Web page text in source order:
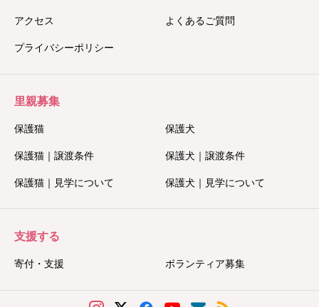
アクセス よくあるご質問
プライバシーポリシー
里親募集
保護猫 保護犬
保護猫｜譲渡条件 保護犬｜譲渡条件
保護猫｜見学について 保護犬｜見学について
支援する
寄付・支援 ボランティア募集